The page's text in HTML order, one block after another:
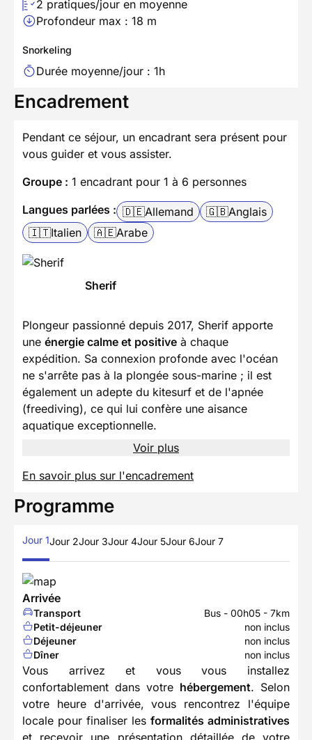
2 pratiques/jour en moyenne
Profondeur max : 18 m
Snorkeling
Durée moyenne/jour : 1h
Encadrement
Pendant ce séjour, un encadrant sera présent pour
vous guider et vous assister.
Groupe : 1 encadrant pour 1 à 6 personnes
Langues parlées : 🇩🇪Allemand 🇬🇧Anglais
🇮🇹Italien 🇦🇪Arabe
Sherif
Plongeur passionné depuis 2017, Sherif apporte
une énergie calme et positive à chaque
expédition. Sa connexion profonde avec l'océan
ne s'arrête pas à la plongée sous-marine ; il est
également un adepte du kitesurf et de l'apnée
(freediving), ce qui lui confère une aisance
aquatique exceptionnelle.
Voir plus
En savoir plus sur l'encadrement
Programme
Jour 1Jour 2Jour 3Jour 4Jour 5Jour 6Jour 7
Arrivée
Transport
Bus - 00h05 - 7km
Petit-déjeuner
non inclus
Déjeuner
non inclus
Dîner
non inclus
Vous arrivez et vous vous installez
confortablement dans votre hébergement. Selon
votre heure d'arrivée, vous rencontrez l'équipe
locale pour finaliser les formalités administratives